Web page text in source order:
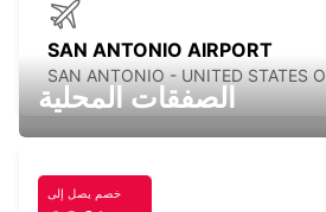
SAN ANTONIO AIRPORT
SAN ANTONIO - UNITED STATES
الصفقات المحلية
خصم يصل إلى